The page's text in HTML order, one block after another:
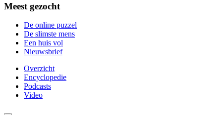
Meest gezocht
De online puzzel
De slimste mens
Een huis vol
Nieuwsbrief
Overzicht
Encyclopedie
Podcasts
Video